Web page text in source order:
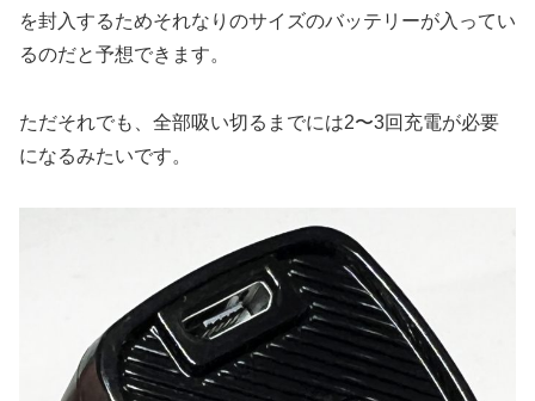
を封入するためそれなりのサイズのバッテリーが入ってい
るのだと予想できます。
ただそれでも、全部吸い切るまでには2〜3回充電が必要
になるみたいです。